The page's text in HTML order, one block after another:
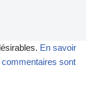
En savoir
sont